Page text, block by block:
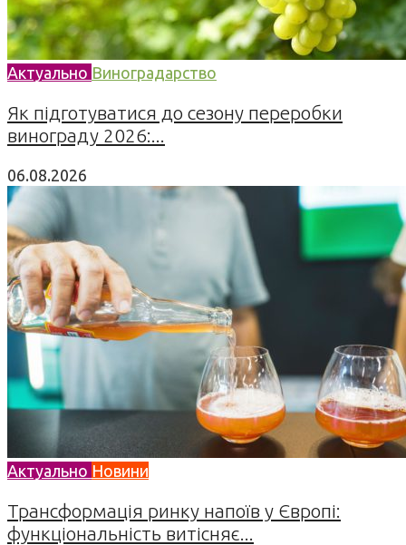
Актуально Виноградарство
Як підготуватися до сезону переробки
винограду 2026:...
06.08.2026
Актуально Новини
Трансформація ринку напоїв у Європі:
функціональність витісняє...